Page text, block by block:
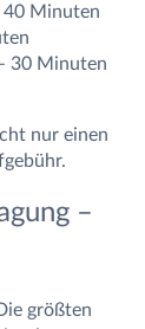
40 Minuten
30 Minuten
nur einen
–
größten